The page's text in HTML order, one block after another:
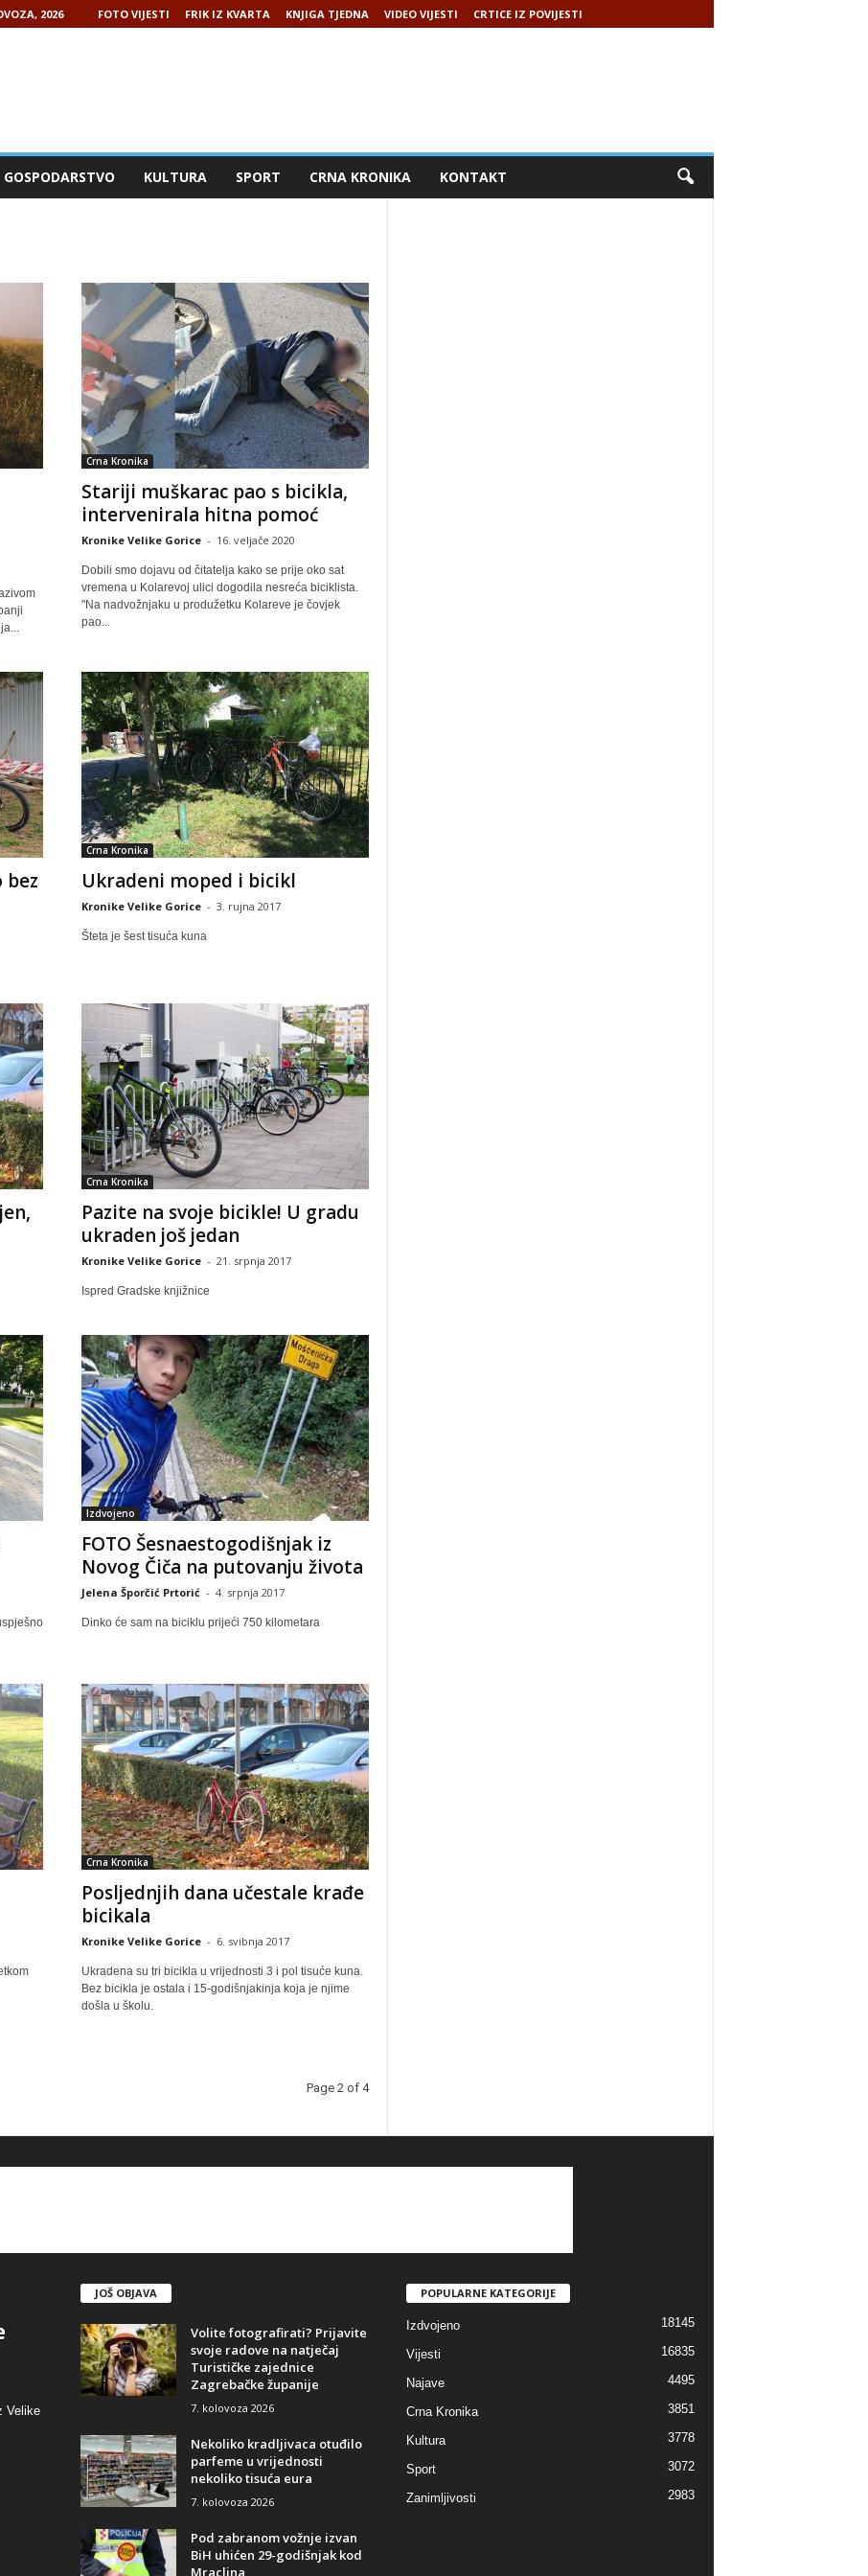
2026 FOTO VIJESTI FRIK IZ KVARTA KNJIGA TJEDNA VIDEO VIJESTI CRTICE IZ POVIJESTI
GOSPODARSTVO KULTURA SPORT CRNA KRONIKA KONTAKT
Crna Kronika
Stariji muškarac pao s bicikla,
intervenirala hitna pomoć
Kronike Velike Gorice - 16. veljače 2020
Dobili smo dojavu od čitatelja kako se prije oko sat
vremena u Kolarevoj ulici dogodila nesreća biciklista.
"Na nadvožnjaku u produžetku Kolareve je čovjek
pao...
bez
Crna Kronika
Ukradeni moped i bicikl
Kronike Velike Gorice - 3. rujna 2017
Šteta je šest tisuća kuna
Crna Kronika
Pazite na svoje bicikle! U gradu
ukraden još jedan
Kronike Velike Gorice - 21. srpnja 2017
Ispred Gradske knjižnice
Izdvojeno
FOTO Šesnaestogodišnjak iz
Novog Čiča na putovanju života
Jelena Šporčić Prtorić - 4. srpnja 2017
Dinko će sam na biciklu prijeći 750 kilometara
Crna Kronika
Posljednjih dana učestale krađe
bicikala
Kronike Velike Gorice - 6. svibnja 2017
Ukradena su tri bicikla u vrijednosti 3 i pol tisuće kuna.
Bez bicikla je ostala i 15-godišnjakinja koja je njime
došla u školu.
Page 2 of 4
Velike
JOŠ OBJAVA
Volite fotografirati? Prijavite
svoje radove na natječaj
Turističke zajednice
Zagrebačke županije
7. kolovoza 2026
Nekoliko kradljivaca otuđilo
parfeme u vrijednosti
nekoliko tisuća eura
7. kolovoza 2026
Pod zabranom vožnje izvan
BiH uhićen 29-godišnjak kod
Mraclina
POPULARNE KATEGORIJE
Izdvojeno 18145
Vijesti 16835
Najave 4495
Crna Kronika 3851
Kultura 3778
Sport 3072
Zanimljivosti 2983